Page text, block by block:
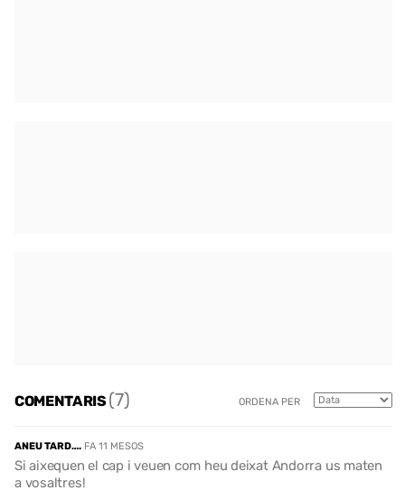
COMENTARIS(7) ORDENA PER
ANEU TARD…. FA 11 MESOS
Si aixequen el cap i veuen com heu deixat Andorra us maten
a vosaltres!